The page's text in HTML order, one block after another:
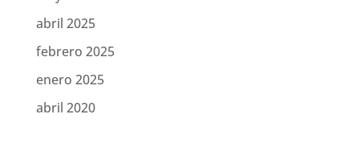
abril 2025
febrero 2025
enero 2025
abril 2020